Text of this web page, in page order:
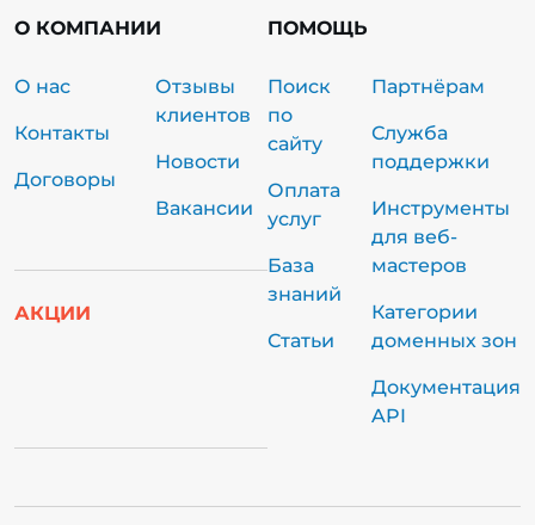
О КОМПАНИИ
О нас
Контакты
Договоры
Отзывы
клиентов
Новости
Вакансии
АКЦИИ
ПОМОЩЬ
Поиск
по
сайту
Оплата
услуг
База
знаний
Статьи
Партнёрам
Служба
поддержки
Инструменты
для веб-
мастеров
Категории
доменных зон
Документация
API